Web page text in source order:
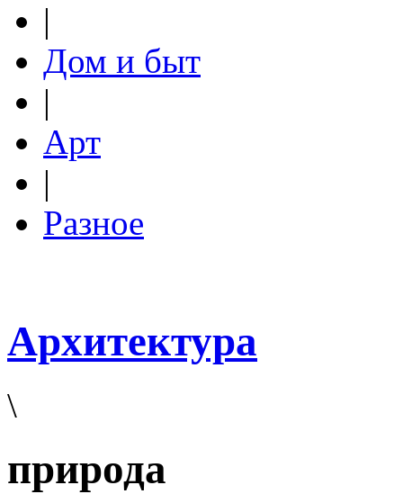
|
Дом и быт
|
Арт
|
Разное
Архитектура
\
природа